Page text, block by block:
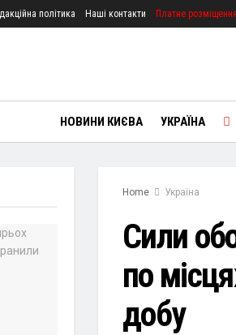
політика Наші контакти Платне
НОВИНИ КИЄВА УКРАЇНА
Home Україна
Сили
по
добу